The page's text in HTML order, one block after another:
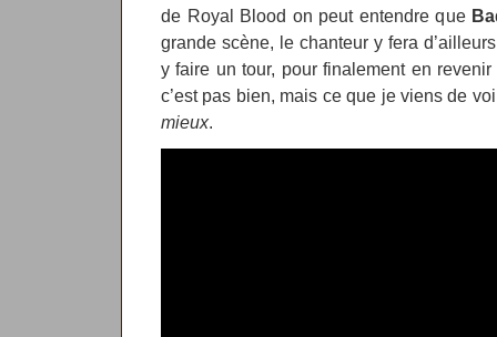
de Royal Blood on peut entendre que
grande scène, le chanteur y fera
y faire un tour, pour finalement en
c’est pas bien, mais ce que je viens de
mieux.